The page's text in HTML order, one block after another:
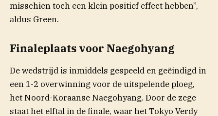
misschien toch een klein positief effect hebben”,
aldus Green.
Finaleplaats voor Naegohyang
De wedstrijd is inmiddels gespeeld en geëindigd in
een 1-2 overwinning voor de uitspelende ploeg,
het Noord-Koraanse Naegohyang. Door de zege
staat het elftal in de finale, waar het Tokyo Verdy